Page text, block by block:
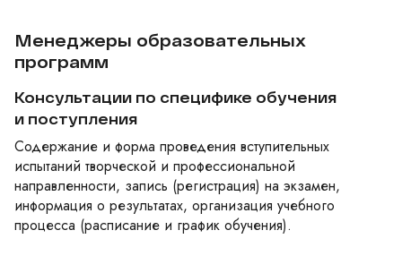
Менеджеры образовательных
программ
Консультации по специфике обучения
и поступления
Содержание и форма проведения вступительных
испытаний творческой и профессиональной
направленности, запись (регистрация) на экзамен,
информация о результатах, организация учебного
процесса (расписание и график обучения).